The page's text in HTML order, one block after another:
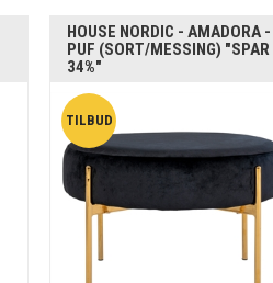
HOUSE NORDIC - AMADORA -
PUF (SORT/MESSING) "SPAR
34%"